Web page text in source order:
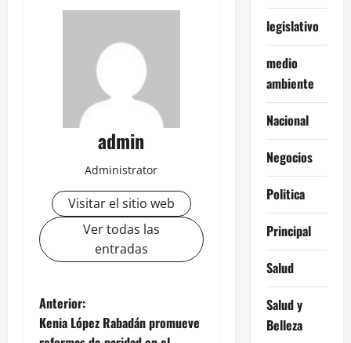
admin
Administrator
Visitar el sitio web
Ver todas las
entradas
N
Anterior:
Kenia López Rabadán promueve
legislativo
medio
ambiente
Nacional
Negocios
Politica
Principal
Salud
Salud y
Belleza